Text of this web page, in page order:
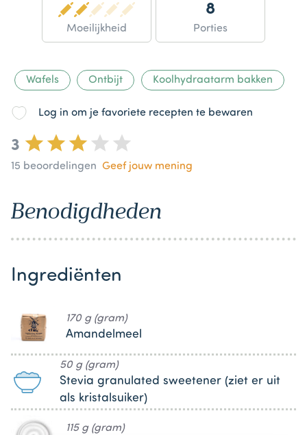
Moeilijkheid
8
Porties
Wafels Ontbijt Koolhydraatarm bakken
Log in om je favoriete recepten te bewaren
3
15 beoordelingen Geef jouw mening
Benodigdheden
Ingrediënten
170 g (gram)
Amandelmeel
50 g (gram)
Stevia granulated sweetener (ziet er uit
als kristalsuiker)
115 g (gram)